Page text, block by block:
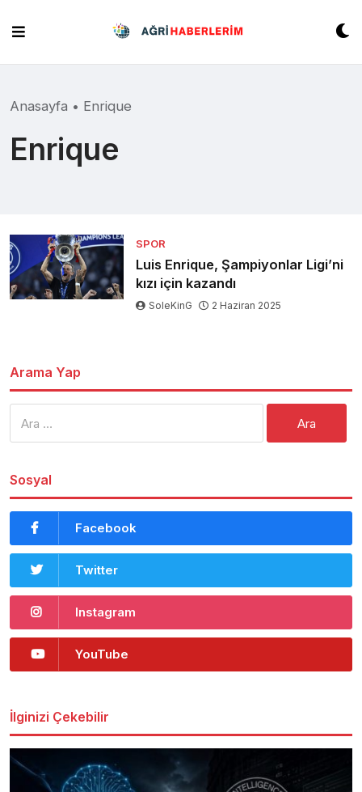
content
Anasayfa • Enrique
Enrique
SPOR
Luis Enrique, Şampiyonlar Ligi’ni
kızı için kazandı
SoleKinG 2 Haziran 2025
Arama Yap
Sosyal
Facebook
Twitter
Instagram
YouTube
İlginizi Çekebilir